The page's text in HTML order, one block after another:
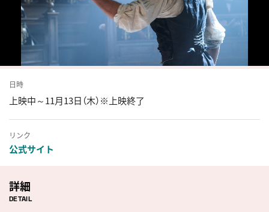
日時
上映中～11月13日（木）※上映終了
リンク
公式サイト
詳細
DETAIL